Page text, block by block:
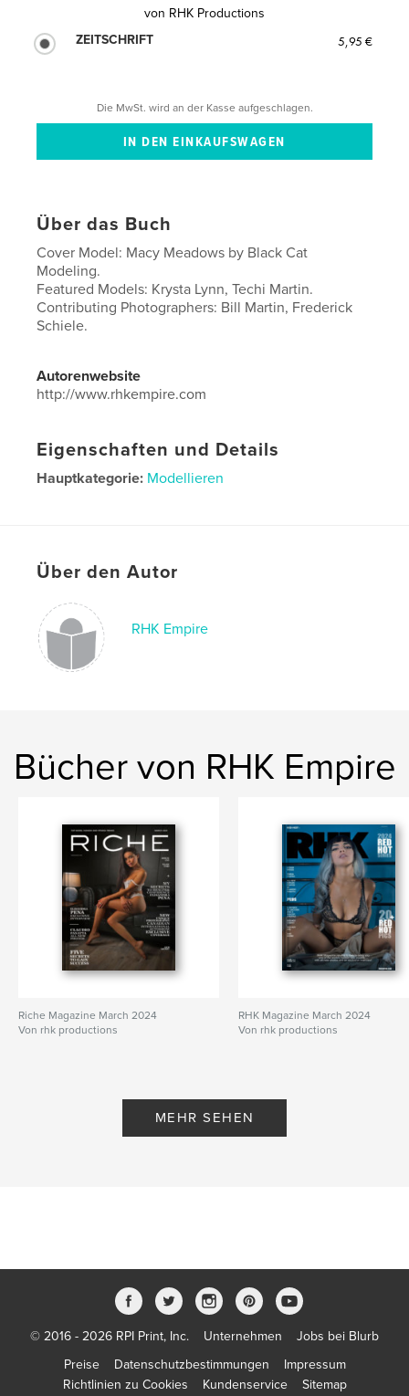
von RHK Productions
ZEITSCHRIFT
5,95 €
Die MwSt. wird an der Kasse aufgeschlagen.
Über das Buch
Cover Model: Macy Meadows by Black Cat
Modeling.
Featured Models: Krysta Lynn, Techi Martin.
Contributing Photographers: Bill Martin, Frederick
Schiele.
Autorenwebsite
http://www.rhkempire.com
Eigenschaften und Details
Hauptkategorie: Modellieren
SpracheEnglish
Schlüsselwörter
magazine rhk
Über den Autor
RHK Empire
Bücher von RHK Empire
Riche Magazine March 2024
Von rhk productions
RHK Magazine March 2024
Von rhk productions
MEHR SEHEN
© 2016 - 2026 RPI Print, Inc. Unternehmen
Jobs bei Blurb
Preise
Datenschutzbestimmungen
Impressum
Richtlinien zu Cookies
Kundenservice Sitemap